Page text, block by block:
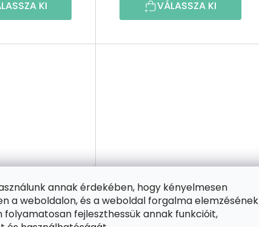
annak érdekében, hogy kényelmesen
a weboldalon, és a weboldal forgalma elemzésének
folyamatosan fejleszthessük annak funkcióit,
KI VÁLASSZA KI